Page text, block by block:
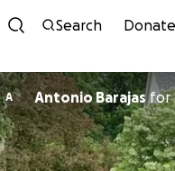
Search Donate
A Antonio Barajasfor